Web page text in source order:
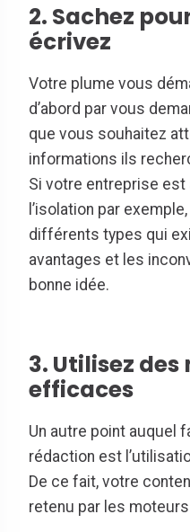
2. Sachez
écrivez
Votre plume vous
d’abord par vous
que vous souhaitez
informations ils
Si votre entreprise est
l’isolation par
différents types qui
avantages et les
bonne idée.
3. Utilisez
efficaces
Un autre point auquel
rédaction est
De ce fait, votre
retenu par les